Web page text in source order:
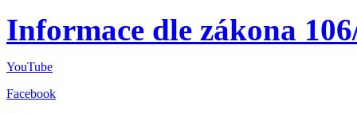
Informace dle zákona
YouTube
Facebook